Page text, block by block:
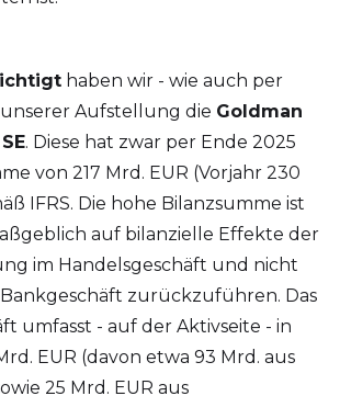
haben wir - wie auch per
Aufstellung die Goldman
. Diese hat zwar per Ende 2025
von 217 Mrd. EUR (Vorjahr 230
IFRS. Die hohe Bilanzsumme ist
auf bilanzielle Effekte der
im Handelsgeschäft und nicht
Bankgeschäft zurückzuführen. Das
umfasst - auf der Aktivseite - in
EUR (davon etwa 93 Mrd. aus
25 Mrd. EUR aus